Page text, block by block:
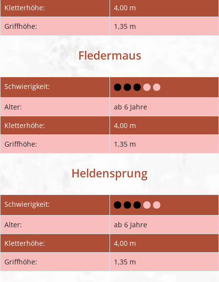
Kletterhöhe:
4,00 m
Griffhöhe:
1,35 m
Fledermaus
Schwierigkeit:
Alter:
ab 6 Jahre
Kletterhöhe:
4,00 m
Griffhöhe:
1,35 m
Heldensprung
Schwierigkeit:
Alter:
ab 6 Jahre
Kletterhöhe:
4,00 m
Griffhöhe:
1,35 m